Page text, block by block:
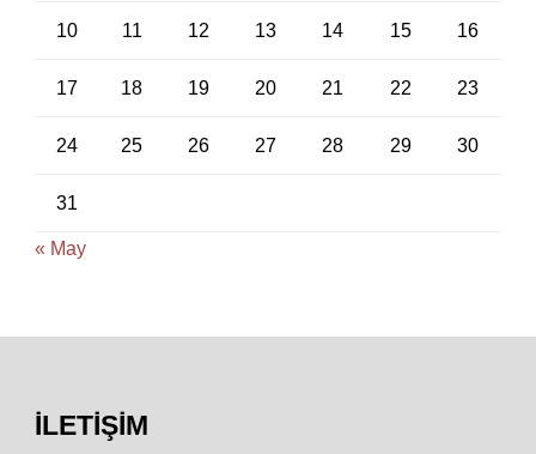
10 11 12 13 14 15 16
17 18 19 20 21 22 23
24 25 26 27 28 29 30
31
« May
İLETIŞIM